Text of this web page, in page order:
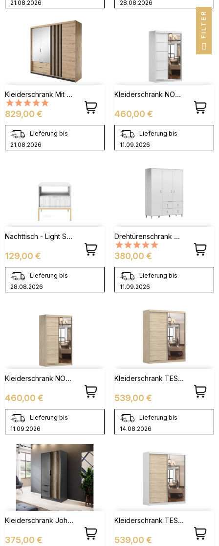
21.08.2026 28.08.2026
Kleiderschrank Mit Spiegel Und Holzlamellen - ANTALYA 220
Preis
829,00 €
Lieferung bis
21.08.2026
Kleiderschrank NOAH 05 Weiß
Preis
460,00 €
Lieferung bis
11.09.2026
Nachttisch - Light S54
Preis
129,00 €
Lieferung bis
28.08.2026
Drehtürenschrank Mit Ledergriff / Lederschlaufe - FAGO 4S3D19
Preis
380,00 €
Lieferung bis
11.09.2026
Kleiderschrank NOAH 05 Sonoma
Preis
460,00 €
Lieferung bis
11.09.2026
Kleiderschrank TESS BIS 03 Sonoma
Preis
539,00 €
Lieferung bis
14.08.2026
Kleiderschrank John 2D Ohne Spiegiel Graphit + Artisan
Preis
375,00 €
Kleiderschrank TESS BIS 03 Schwarz + Weiß
Preis
539,00 €
FILTER